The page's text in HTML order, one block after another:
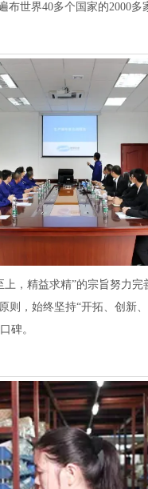
布世界40多个国家的2000多
，精益求精”的宗旨努力完
则，始终坚持“开拓、创新
碑。